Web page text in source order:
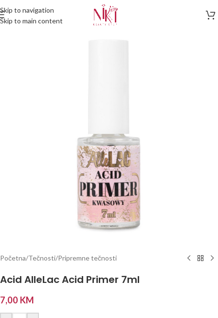
Skip to navigation
Skip to main content
Početna/Tečnosti/Pripremne tečnosti
Acid AlleLac Acid Primer 7ml
7,00 KM